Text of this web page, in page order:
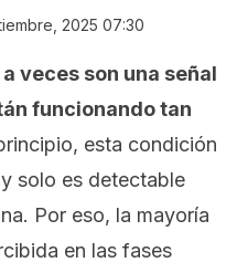
2025 07:30
veces son una señal
funcionando tan
esta condición
solo es detectable
Por eso, la mayoría
en las fases